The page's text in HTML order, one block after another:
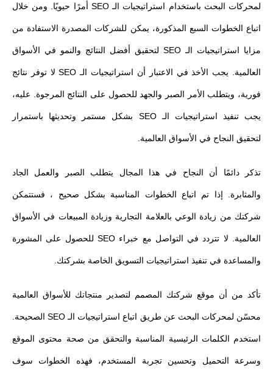
لمحركات البحث باستخدام استراتيجيات الـ SEO أمرًا حيويًا. ومن خلال
اتباع الخطوات السبع المذكورة، يمكن للشركات المصدرة الاستفادة من
مزايا استراتيجيات الـ SEO لتحقيق أفضل النتائج والنمو في الأسواق
العالمية. يجب الأخذ في الاعتبار أن استراتيجيات الـ SEO لا توفر نتائج
فورية، ويتطلب الأمر الصبر والجهد للحصول على النتائج المرجوة. عليه،
يجب تنفيذ استراتيجيات الـ SEO بشكل مستمر وتحديثها باستمرار
لتحقيق النجاح في الأسواق العالمية.
تذكر دائمًا أن النجاح في هذا المجال يتطلب الصبر والعمل الجاد
والمثابرة. إذا تم اتباع الخطوات المناسبة بشكل صحيح ، فستتمكن
شركتك من زيادة الوعي بالعلامة التجارية وزيادة المبيعات في الأسواق
العالمية. لا تتردد في التواصل مع خبراء SEO للحصول على المشورة
والمساعدة في تنفيذ استراتيجيات التسويق الخاصة بشركتك.
تأكد من أن موقع شركتك المصمم لتصدير منتجاتك للأسواق العالمية
محسّن لمحركات البحث عن طريق اتباع استراتيجيات الـ SEO الصحيحة.
استخدم الكلمات الرئيسية المناسبة والتحقق من صحة محتوى الموقع
وسرعة التحميل وتحسين تجربة المستخدم، فهذه الخطوات سوف